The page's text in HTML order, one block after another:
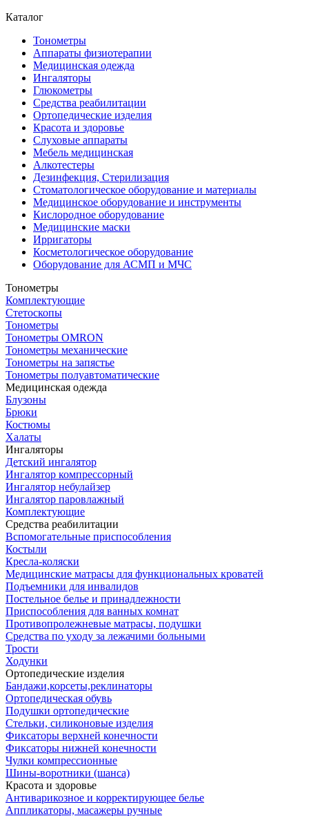
Каталог
Тонометры
Аппараты физиотерапии
Медицинская одежда
Ингаляторы
Глюкометры
Средства реабилитации
Ортопедические изделия
Красота и здоровье
Слуховые аппараты
Мебель медицинская
Алкотестеры
Дезинфекция, Стерилизация
Стоматологическое оборудование и материалы
Медицинское оборудование и инструменты
Кислородное оборудование
Медицинские маски
Ирригаторы
Косметологическое оборудование
Оборудование для АСМП и МЧС
Тонометры
Комплектующие
Стетоскопы
Тонометры
Тонометры OMRON
Тонометры механические
Тонометры на запястье
Тонометры полуавтоматические
Медицинская одежда
Блузоны
Брюки
Костюмы
Халаты
Ингаляторы
Детский ингалятор
Ингалятор компрессорный
Ингалятор небулайзер
Ингалятор паровлажный
Комплектующие
Средства реабилитации
Вспомогательные приспособления
Костыли
Кресла-коляски
Медицинские матрасы для функциональных кроватей
Подъемники для инвалидов
Постельное белье и принадлежности
Приспособления для ванных комнат
Противопролежневые матрасы, подушки
Средства по уходу за лежачими больными
Трости
Ходунки
Ортопедические изделия
Бандажи,корсеты,реклинаторы
Ортопедическая обувь
Подушки ортопедические
Стельки, силиконовые изделия
Фиксаторы верхней конечности
Фиксаторы нижней конечности
Чулки компрессионные
Шины-воротники (шанса)
Красота и здоровье
Антиварикозное и корректирующее белье
Аппликаторы, масажеры ручные